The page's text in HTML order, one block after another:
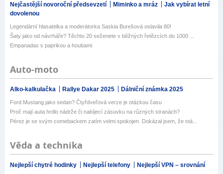
Nejčastější novoroční předsevzetí Miminko a mráz
Jak vybírat letní
dovolenou
Legendární hlasatelka a moderátorka Saskia Burešová oslavila 80!
Šaty jako od návrháře? Těchto 20 seženete v běžných řetězcích do 1000 ...
Empanadas s paprikou a houbami
Auto-moto
Alko-kalkulačka Rallye Dakar 2025 Dálniční známka 2025
Ford Mustang jako sedan? Čtyřdveřová verze je otázkou času
Proč mají auta hrdlo nádrže či nabíjecí zásuvku na různých stranách?
Pérez je se svým comebackem zatím velmi spokojen. Dokázal jsem, že stá...
Věda a technika
Nejlepší chytré hodinky Nejlepší telefony Nejlepší VPN – srovnání